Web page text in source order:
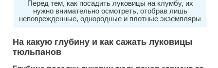
Перед тем, как посадить луковицы на клумбу, их
нужно внимательно осмотреть, отобрав лишь
неповрежденные, однородные и плотные экземпляры
На какую глубину и как сажать луковицы
тюльпанов